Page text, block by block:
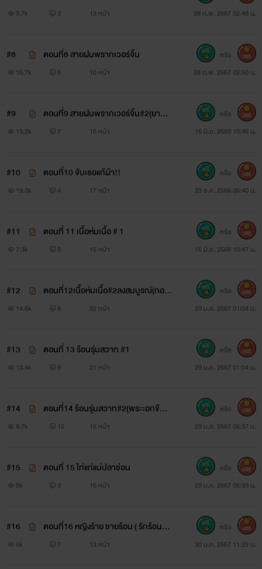
9.7k 3 13 หน้า 28 ก.พ. 2567 02:48 น.
#8 ตอนที่8 สายฝนพรากเวอร์จิ้น
16.7k 8 10 หน้า 28 ก.พ. 2567 02:50 น.
หรือ 300
#9
ตอนที่9 สายฝนพรากเวอร์จิ้น#2(ยาปลุ
กเซ็กส์เป็นเหตุ nc18+++100%)
13.2k 7 16 หน้า 16 มิ.ย. 2560 10:46 น.
หรือ 300
#10 ตอนที่10 จับเธอแก้ผ้า!!
19.3k 4 17 หน้า 23 ธ.ค. 2566 05:40 น.
หรือ 500
#11 ตอนที่ 11 เนื้อห่มเนื้อ # 1
7.3k 8 15 หน้า 16 มิ.ย. 2560 10:47 น.
หรือ 300
#12
ตอนที่12เนื้อห่มเนื้อ#2ลงสมบูรณ์(กอด
กันยันเช้า)
14.5k 8 22 หน้า 29 ม.ค. 2567 01:04 น.
หรือ 500
#13 ตอนที่ 13 ร้อนรุ่มสวาท #1
13.4k 9 21 หน้า 29 ม.ค. 2567 01:04 น.
หรือ 500
#14
ตอนที่14 ร้อนรุ่มสวาท#2(พระะอกขืนใจ
นางเอกnc18++)90℅
8.7k 15 16 หน้า 29 ม.ค. 2567 06:37 น.
หรือ 500
#15 ตอนที่ 15 ไก่แก่แม่ปลาช่อน
9k 3 16 หน้า 29 ม.ค. 2567 06:39 น.
หรือ 500
#16
ตอนที่16 หญิงร้าย ชายร้อน ( รักร้อนบน
รถ nc90%)
5k 7 13 หน้า 30 ม.ค. 2567 11:22 น.
หรือ 400